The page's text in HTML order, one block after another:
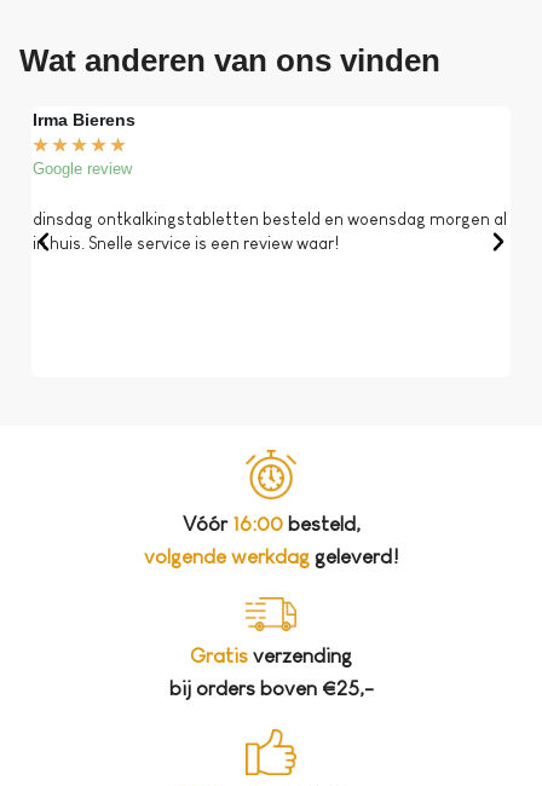
Wat anderen van ons vinden
Irma Bierens
★ ★ ★ ★ ★
Google review
dinsdag ontkalkingstabletten besteld en woensdag morgen al
in huis. Snelle service is een review waar!
Vóór 16:00besteld,
volgende werkdaggeleverd!
Gratis verzending
bij orders boven €25,-